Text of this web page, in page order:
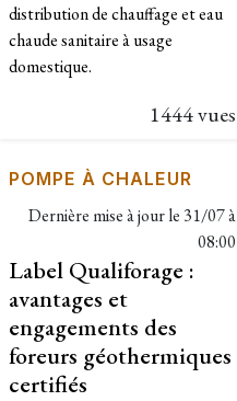
distribution de chauffage et eau
chaude sanitaire à usage
domestique.
1444 vues
POMPE À CHALEUR
Dernière mise à jour le 31/07 à
08:00
Label Qualiforage :
avantages et
engagements des
foreurs géothermiques
certifiés